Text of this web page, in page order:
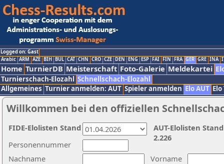
Logged on: Gast
Arabic ARM AZE BIH BUL CAT CHN CRO CZE DEN ENG ESP FAI FIN FRA GER GRE INA
Home TurnierDB Meisterschaft Foto-Galerie Meldekartei
Turnierschach-Elozahl Schnellschach-Elozahl
Allgemeines Turnier anmelden: AUT Spieler anmelden Elo AUT
Willkommen bei den offiziellen
Nachname
Vorname
Personennummer
AUT-Elolisten
2.226
FIDE-Elolisten Stand